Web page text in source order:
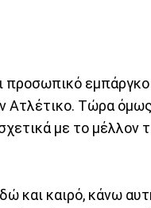
προσωπικό
Ατλέτικο. Τώρα
με το μέλλον
και καιρό, κάνω